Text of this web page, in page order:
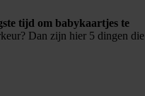
tijd om babykaartjes te
Dan zijn hier 5 dingen